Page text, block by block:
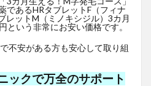
であるHRタブレットF （フィナ
レットM（ミノキシジル）3カ月
という非常にお安い価格です。
不安がある方も安心して取り組
ックで万全のサポート